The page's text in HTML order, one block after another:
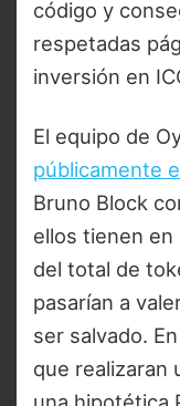
código y
respetadas
inversión en
El equipo de
públicamente
Bruno Block
ellos tienen en
del total de
pasarían a
ser salvado.
que realizaran